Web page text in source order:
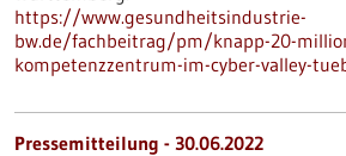
https://www.gesundheitsindustrie-
bw.de/fachbeitrag/pm/knapp-20-
kompetenzzentrum-im-cyber-valley-
Pressemitteilung - 30.06.2022